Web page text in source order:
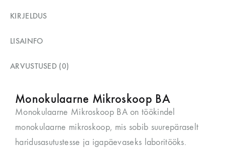
KIRJELDUS
LISAINFO
ARVUSTUSED (0)
Monokulaarne Mikroskoop BA
Monokulaarne Mikroskoop BA on töökindel
monokulaarne mikroskoop, mis sobib suurepäraselt
haridusasutustesse ja igapäevaseks laboritööks.